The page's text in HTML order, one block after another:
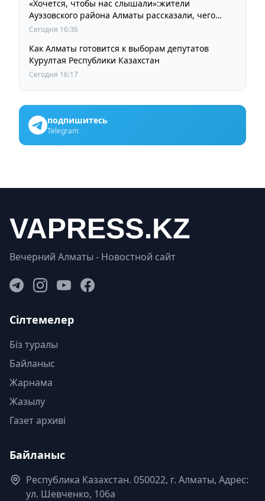
«Хочется, чтобы нас слышали»:жители
Ауэзовского района Алматы рассказали, чего
ждут от выборов депутатов Курултая
Сегодня 16:36
Как Алматы готовится к выборам депутатов
Курултая Республики Казахстан
Сегодня 16:17
подпишитесь
Telegram
Вечерний Алматы - Новостной сайт
Сілтемелер
Біз туралы
Байланыс
Жарнама
Жазылу
Газет архиві
Байланыс
Республика Казахстан. 050022, г. Алматы, Адрес:
ул. Шевченко, 106а